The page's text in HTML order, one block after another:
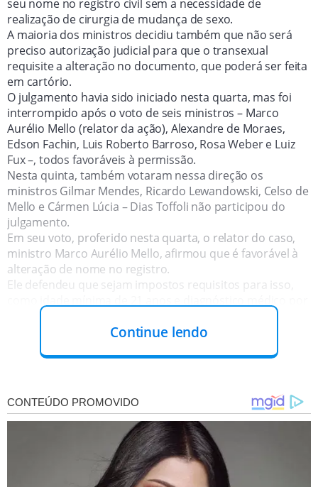
seu nome no registro civil sem a necessidade de
realização de cirurgia de mudança de sexo.
A maioria dos ministros decidiu também que não será
preciso autorização judicial para que o transexual
requisite a alteração no documento, que poderá ser feita
em cartório.
O julgamento havia sido iniciado nesta quarta, mas foi
interrompido após o voto de seis ministros – Marco
Aurélio Mello (relator da ação), Alexandre de Moraes,
Edson Fachin, Luis Roberto Barroso, Rosa Weber e Luiz
Fux –, todos favoráveis à permissão.
Nesta quinta, também votaram nessa direção os
ministros Gilmar Mendes, Ricardo Lewandowski, Celso de
Mello e Cármen Lúcia – Dias Toffoli não participou do
julgamento.
Em seu voto, proferido nesta quarta, o relator do caso,
ministro Marco Aurélio Mello, afirmou que é favorável à
alteração de nome no registro.
Ele defendeu que sejam impostos requisitos para isso,
equipe multidiplinar, após no mínimo dois anos de
acompanhamento conjunto.
inviabilizar a alguém a escolha do caminho a ser
própria jornada”, afirmou o ministro.
O ministro Luís Roberto Barroso, que também votou na
quarta, defendeu que a mudança de nome no registro
civil seja autorizada mesmo sem a necessidade de
autorização judicial.
“A identidade de gênero não se prova”, disse o ministro,
Continue lendo